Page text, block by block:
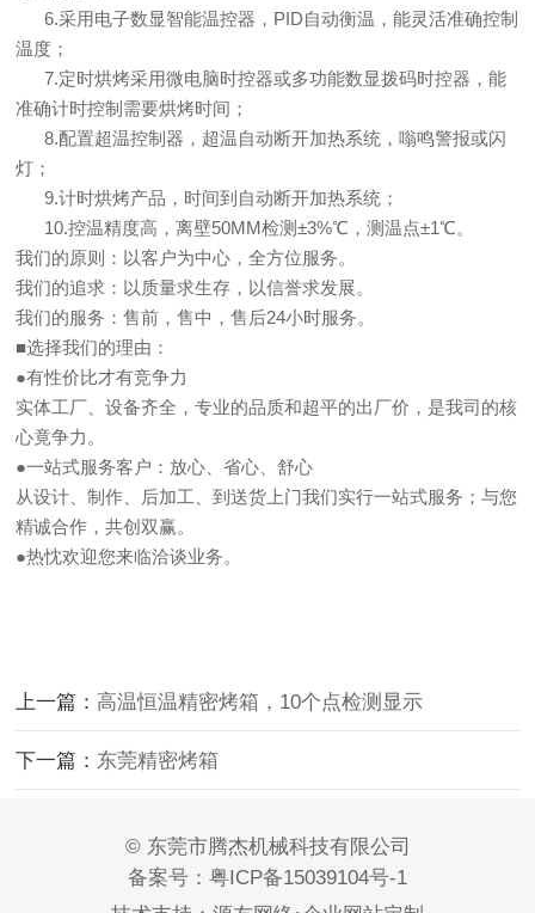
6.采用电子数显智能温控器，PID自动衡温，能灵活准确控制
温度；
7.定时烘烤采用微电脑时控器或多功能数显拨码时控器，能
准确计时控制需要烘烤时间；
8.配置超温控制器，超温自动断开加热系统，嗡鸣警报或闪
灯；
9.计时烘烤产品，时间到自动断开加热系统；
10.控温精度高，离壁50MM检测±3%℃，测温点±1℃。
我们的原则：以客户为中心，全方位服务。
我们的追求：以质量求生存，以信誉求发展。
我们的服务：售前，售中，售后24小时服务。
■选择我们的理由：
●有性价比才有竞争力
实体工厂、设备齐全，专业的品质和超平的出厂价，是我司的核
心竟争力。
●一站式服务客户：放心、省心、舒心
从设计、制作、后加工、到送货上门我们实行一站式服务；与您
精诚合作，共创双赢。
●热忱欢迎您来临洽谈业务。
上一篇：高温恒温精密烤箱，10个点检测显示
下一篇： 东莞精密烤箱
© 东莞市腾杰机械科技有限公司
备案号： 粤ICP备15039104号-1